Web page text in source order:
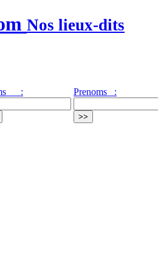
Nos lieux-dits
: Prenoms :